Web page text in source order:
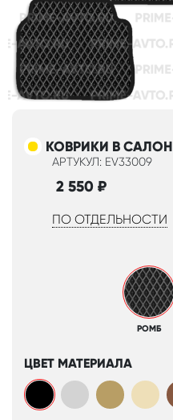
КОВРИКИ В САЛОН
АРТУКУЛ: EV33009
2 550 ₽
ПО ОТДЕЛЬНОСТИ
РОМБ
ЦВЕТ МАТЕРИАЛА